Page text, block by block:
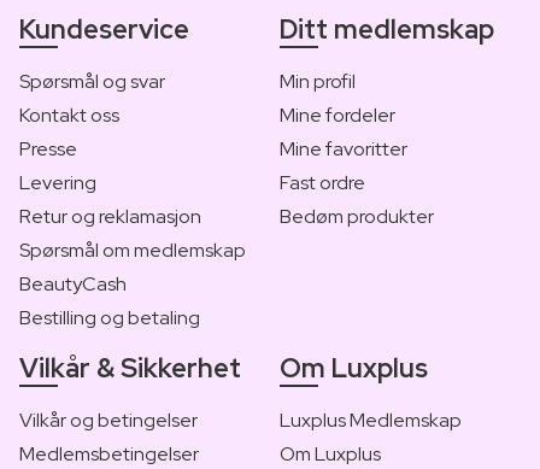
Kundeservice
Spørsmål og svar
Kontakt oss
Presse
Levering
Retur og reklamasjon
Spørsmål om medlemskap
BeautyCash
Bestilling og betaling
Ditt medlemskap
Min profil
Mine fordeler
Mine favoritter
Fast ordre
Bedøm produkter
Vilkår & Sikkerhet
Vilkår og betingelser
Medlemsbetingelser
Om Luxplus
Luxplus Medlemskap
Om Luxplus